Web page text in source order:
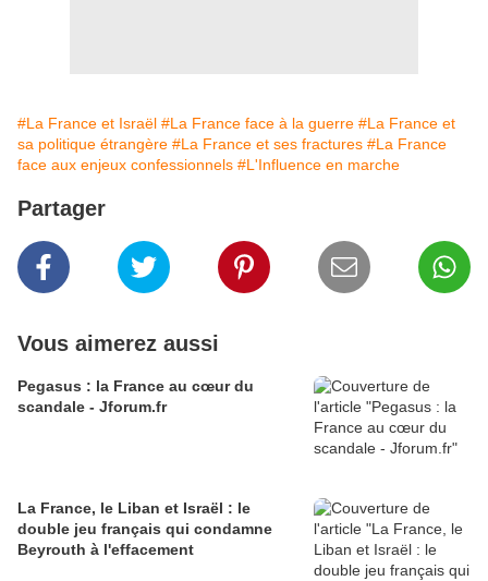
#La France et Israël #La France face à la guerre #La France et
sa politique étrangère #La France et ses fractures #La France
face aux enjeux confessionnels #L'Influence en marche
Partager
Vous aimerez aussi
Pegasus : la France au cœur du
scandale - Jforum.fr
La France, le Liban et Israël : le
double jeu français qui condamne
Beyrouth à l'effacement